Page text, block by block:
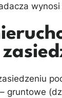
gruntowe